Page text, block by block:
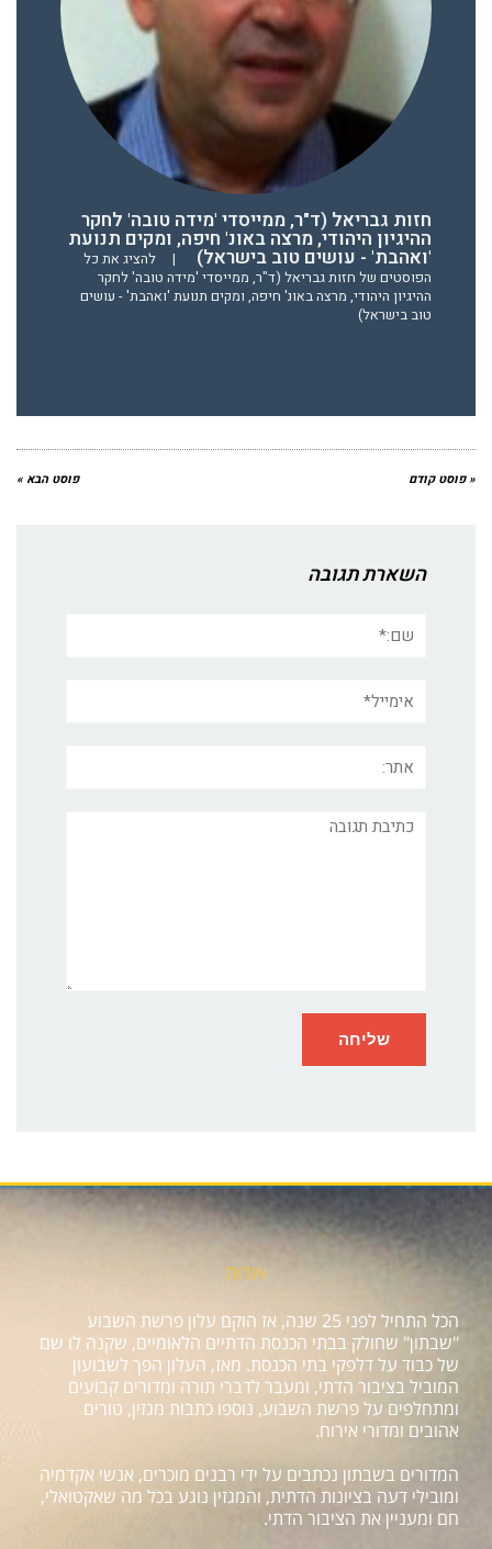
חזות גבריאל (ד"ר, ממייסדי 'מידה טובה' לחקר
ההיגיון היהודי, מרצה באונ' חיפה, ומקים תנועת
'ואהבת' - עושים טוב בישראל) |
להציג את כל
הפוסטים של חזות גבריאל (ד"ר, ממייסדי 'מידה טובה' לחקר
ההיגיון היהודי, מרצה באונ' חיפה, ומקים תנועת 'ואהבת' - עושים
טוב בישראל)
« פוסט קודם פוסט הבא »
השארת תגובה
תגובה
אודות
הכל התחיל לפני 25 שנה, אז הוקם עלון פרשת השבוע
"שבתון" שחולק בבתי הכנסת הדתיים הלאומיים, שקנה לו שם
של כבוד על דלפקי בתי הכנסת. מאז, העלון הפך לשבועון
המוביל בציבור הדתי, ומעבר לדברי תורה ומדורים קבועים
ומתחלפים על פרשת השבוע, נוספו כתבות מגזין, טורים
אהובים ומדורי אירוח.
המדורים בשבתון נכתבים על ידי רבנים מוכרים, אנשי אקדמיה
ומובילי דעה בציונות הדתית, והמגזין נוגע בכל מה שאקטואלי,
חם ומעניין את הציבור הדתי.